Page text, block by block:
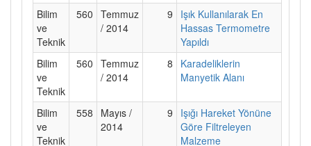
Bilim
ve
Teknik
560 Temmuz
/ 2014
9
Işık Kullanılarak En
Hassas Termometre
Yapıldı
Bilim
ve
Teknik
560 Temmuz
/ 2014
8
Karadeliklerin
Manyetik Alanı
Bilim
ve
Teknik
558
Mayıs /
2014
9
Işığı Hareket Yönüne
Göre Filtreleyen
Malzeme